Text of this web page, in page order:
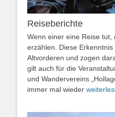
Reiseberichte
Wenn einer eine Reise tut,
erzählen. Diese
Altvorderen und zogen
gilt auch für die
und Wandervereins
immer mal wieder